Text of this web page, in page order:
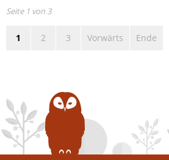
weiter
Seite 1 von 3
1 2 3 Vorwärts Ende